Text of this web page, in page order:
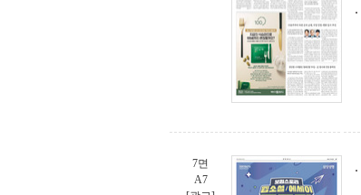
7면
A7